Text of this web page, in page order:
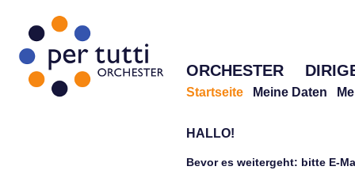
ORCHESTER
Startseite Meine Daten
HALLO!
Bevor es weitergeht: bitte E-